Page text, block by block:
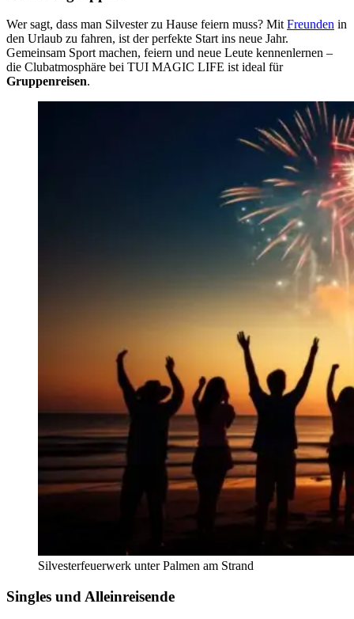
Wer sagt, dass man Silvester zu Hause feiern muss? Mit Freunden in
den Urlaub zu fahren, ist der perfekte Start ins neue Jahr.
Gemeinsam Sport machen, feiern und neue Leute kennenlernen –
die Clubatmosphäre bei TUI MAGIC LIFE ist ideal für
Gruppenreisen.
Silvesterfeuerwerk unter Palmen am Strand
Singles und Alleinreisende